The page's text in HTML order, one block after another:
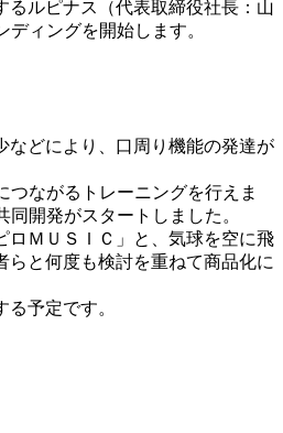
ルピナス（代表取締役社長：山
ィングを開始します。
どにより、口周り機能の発達が
ながるトレーニングを行えま
開発がスタートしました。
ＭＵＳＩＣ」と、気球を空に飛
と何度も検討を重ねて商品化に
予定です。